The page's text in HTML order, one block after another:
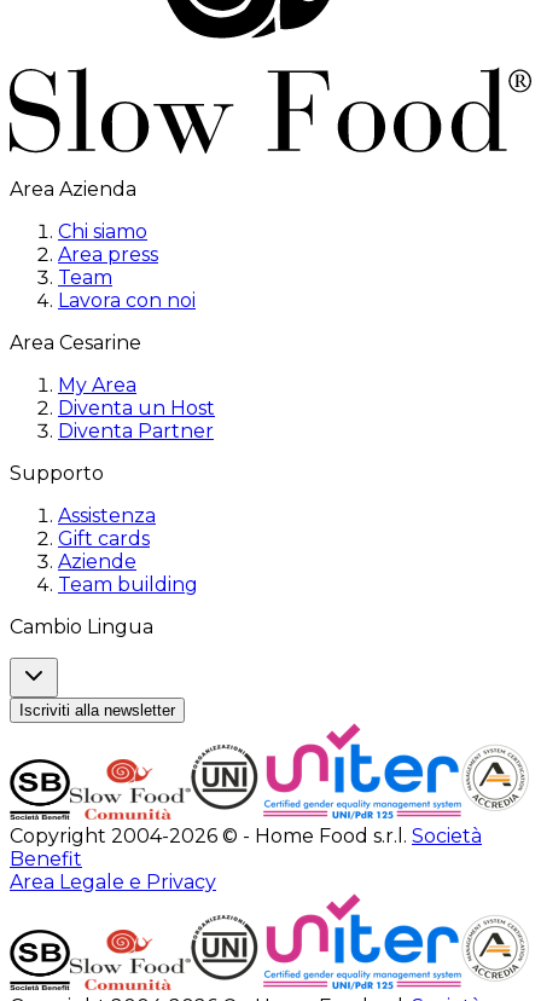
Area Azienda
Chi siamo
Area press
Team
Lavora con noi
Area Cesarine
My Area
Diventa un Host
Diventa Partner
Supporto
Assistenza
Gift cards
Aziende
Team building
Cambio Lingua
Iscriviti alla newsletter
Copyright 2004-2026 © - Home Food s.r.l. Società
Benefit
Area Legale e Privacy